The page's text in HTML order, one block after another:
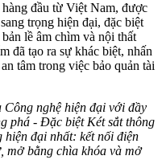
đầu từ Việt Nam, được
trọng hiện đại, đặc biệt
lề âm chìm và nội thất
đã tạo ra sự khác biệt, nhấn
tâm trong việc bảo quản tài
nghệ hiện đại với đầy
phá - Đặc biệt Két sắt thông
hiện đại nhất: kết nối điện
mở bằng chìa khóa và mở